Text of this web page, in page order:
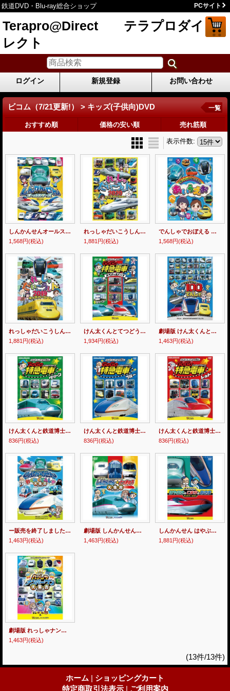
鉄道DVD・Blu-ray総合ショップ PCサイト
Terapro@Direct テラプロダイ
レクト
ログイン 新規登録 お問い合わせ
ビコム（7/21更新!） > キッズ(子供向)DVD 一覧
おすすめ順 価格の安い順 売れ筋順
表示件数:
しんかんせんオールスターズ【DVD】
1,568円(税込)
れっしゃだいこうしん2020 キッズバージョン【DVD】
1,881円(税込)
でんしゃでおぼえる あいうえお 【DVD】
1,568円(税込)
れっしゃだいこうしん2019 キッズバージョン【DVD】
1,881円(税込)
けん太くんとてつどう博士の GoGo特急電車 スペシャルパック【DVD】
1,934円(税込)
劇場版 けん太くんとてつどう博士の Go!Go!100のでんしゃ 【DVD】
1,463円(税込)
けん太くんと鉄道博士の GoGo特急電車 グリーン E5系新幹線とかっこいい特急たち 【DVD】
836円(税込)
けん太くんと鉄道博士の GoGo特急電車 ブルー E7系・W7系新幹線とかっこいい特急たち【DVD】
836円(税込)
けん太くんと鉄道博士の GoGo特急電車 レッド E6系新幹線とかっこいい特急たち【DVD】
836円(税込)
ー販売を終了しましたー 劇場版 しんかんせんとわくわくでんしゃ大集合 【DVD】
1,463円(税込)
劇場版 しんかんせん☆とっきゅう大集合 【DVD】
1,463円(税込)
しんかんせん はやぶさ&こまち&あさま キッズバージョン 【DVD】
1,881円(税込)
劇場版 れっしゃナンバーワン大集合 【DVD】
1,463円(税込)
(13件/13件)
ホーム | ショッピングカート
特定商取引法表示 | ご利用案内